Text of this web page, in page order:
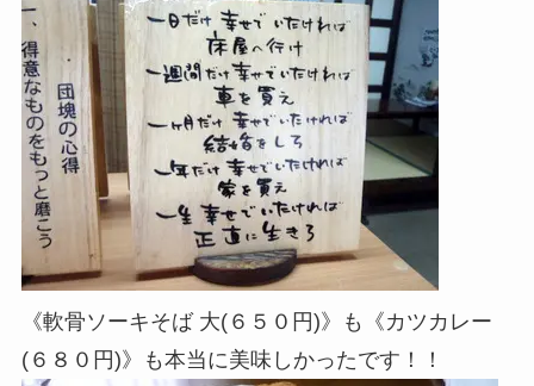
《軟骨ソーキそば 大(６５０円)》も《カツカレー
(６８０円)》も本当に美味しかったです！！